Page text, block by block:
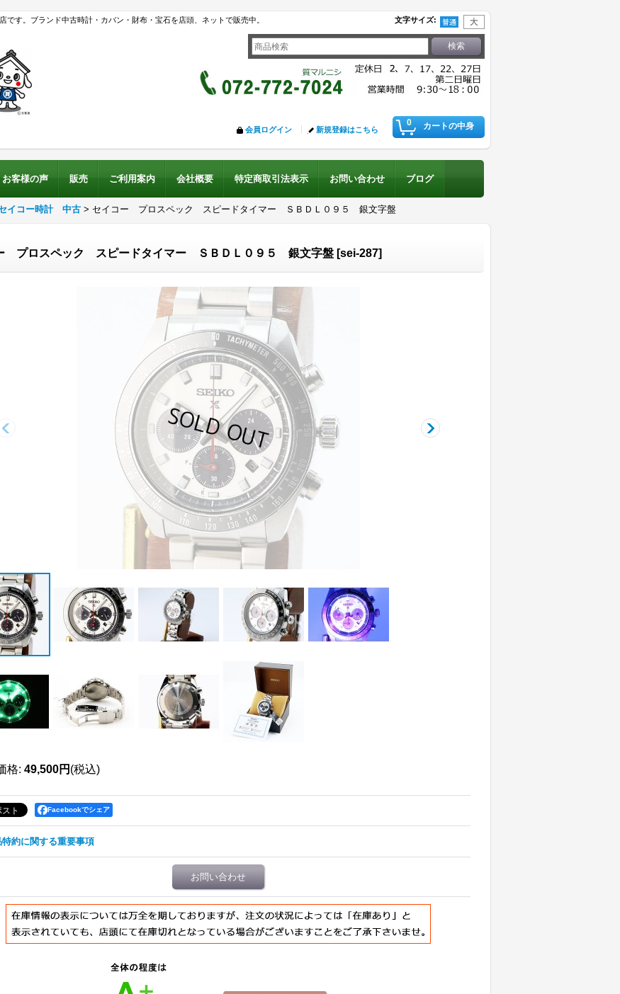
す。ブランド中古時計・カバン・財布・宝石を店頭、ネットで販売中。 文字サイズ:
0 カートの中身
会員ログイン 新規登録はこちら
お客様の声 販売 ご利用案内 会社概要 特定商取引法表示 お問い合わせ ブログ
イコー時計 中古 > セイコー プロスペック スピードタイマー ＳＢＤＬ０９５ 銀文字盤
プロスペック スピードタイマー ＳＢＤＬ０９５ 銀文字盤 [sei-287]
格: 49,500円 (税込)
Facebookでシェア
特約に関する重要事項
お問い合わせ